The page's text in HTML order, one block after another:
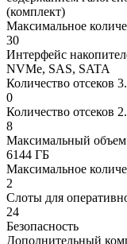
(комплект)
Максимальное
30
Интерфейс
NVMe, SAS, SATA
Количество отсеков
0
Количество отсеков
8
Максимальный объем
6144 ГБ
Максимальное
2
Слоты для
24
Безопасность
Дополнительный